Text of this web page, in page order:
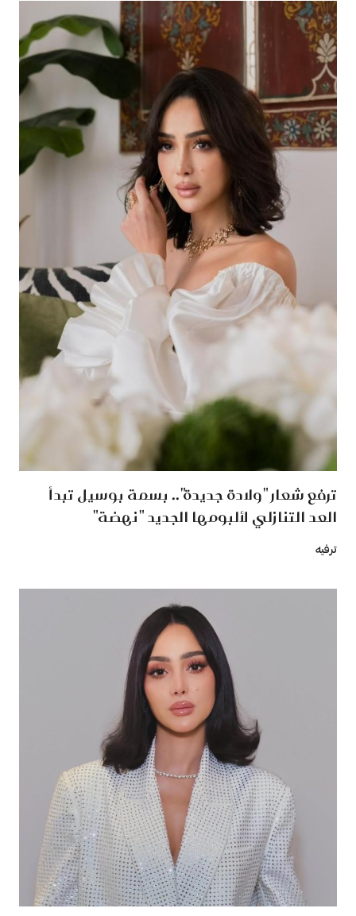
ترفع شعار "ولادة جديدة".. بسمة بوسيل تبدأ
العد التنازلي لألبومها الجديد "نهضة"
ترفيه